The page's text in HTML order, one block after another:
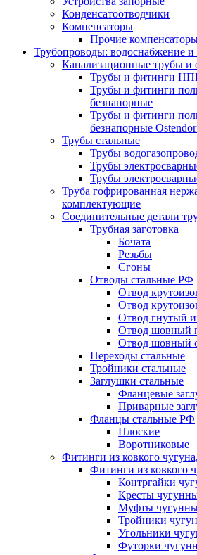
Конденсатоотводчики
Компенсаторы
Прочие
Трубопроводы: водоснабжение и
Канализационные трубы и
Трубы и фитинги
Трубы и фитинги
безнапорные
Трубы и фитинги
безнапорные
Трубы стальные
Трубы
Трубы
Трубы
Труба гофрированная
комплектующие
Соединительные детали
Трубная заготовка
Бочата
Резьбы
Сгоны
Отводы стальные РФ
Отвод
Отвод
Отвод гнутый
Отвод шовный
Отвод шовный
Переходы стальные
Тройники стальные
Заглушки стальные
Фланцевые
Приварные
Фланцы стальные РФ
Плоские
Воротниковые
Фитинги из ковкого
Фитинги из ковкого
Контргайки
Кресты
Муфты
Тройники
Угольники
Футорки